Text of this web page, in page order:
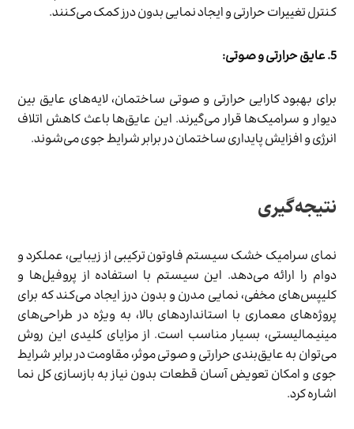
کنترل تغییرات حرارتی و ایجاد نمایی بدون درز کمک می‌کنند.
5. عایق حرارتی و صوتی:
برای بهبود کارایی حرارتی و صوتی ساختمان، لایه‌های عایق بین
دیوار و سرامیک‌ها قرار می‌گیرند. این عایق‌ها باعث کاهش اتلاف
انرژی و افزایش پایداری ساختمان در برابر شرایط جوی می‌شوند.
نتیجه‌گیری
نمای سرامیک خشک سیستم فاوتون ترکیبی از زیبایی، عملکرد و
دوام را ارائه می‌دهد. این سیستم با استفاده از پروفیل‌ها و
کلیپس‌های مخفی، نمایی مدرن و بدون درز ایجاد می‌کند که برای
پروژه‌های معماری با استانداردهای بالا، به ویژه در طراحی‌های
مینیمالیستی، بسیار مناسب است. از مزایای کلیدی این روش
می‌توان به عایق‌بندی حرارتی و صوتی موثر، مقاومت در برابر شرایط
جوی و امکان تعویض آسان قطعات بدون نیاز به بازسازی کل نما
اشاره کرد.